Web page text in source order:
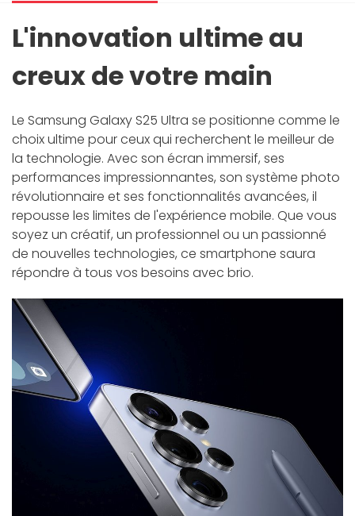
L'innovation ultime au
creux de votre main
Le Samsung Galaxy S25 Ultra se positionne comme le
choix ultime pour ceux qui recherchent le meilleur de
la technologie. Avec son écran immersif, ses
performances impressionnantes, son système photo
révolutionnaire et ses fonctionnalités avancées, il
repousse les limites de l'expérience mobile. Que vous
soyez un créatif, un professionnel ou un passionné
de nouvelles technologies, ce smartphone saura
répondre à tous vos besoins avec brio.